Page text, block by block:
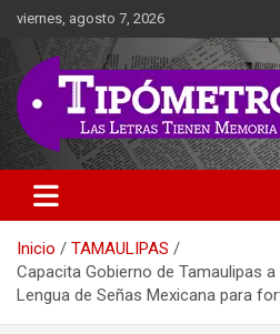
Saltar
contenido
viernes, agosto 7, 2026
Tipometro
Las Letras Tienen Memoria
Inicio
TAMAULIPAS
Capacita Gobierno de Tamaulipas
Lengua de Señas Mexicana para